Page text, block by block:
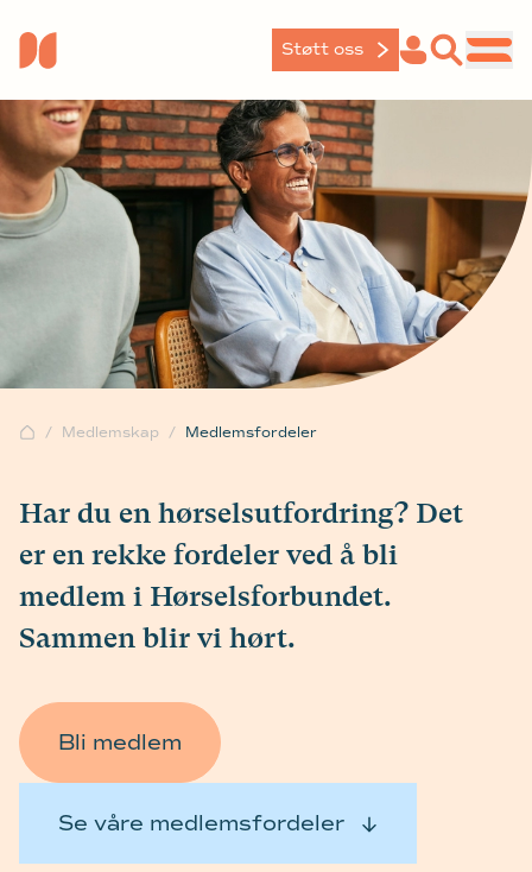
Støtt oss
Medlemskap Medlemsfordeler
Har du en hørselsutfordring? Det
er en rekke fordeler ved å bli
medlem i Hørselsforbundet.
Sammen blir vi hørt.
Bli medlem
Se våre medlemsfordeler